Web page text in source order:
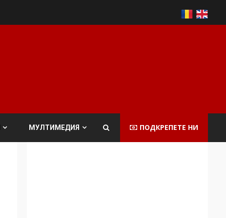
МУЛТИМЕДИЯ ПОДКРЕПЕТЕ НИ